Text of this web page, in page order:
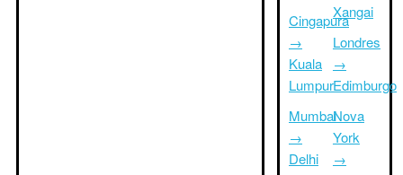
Cingapura
→
Kuala
Lumpur
Mumbai
→
Delhi
Xangai
Londres
→
Edimburgo
Nova
York
→